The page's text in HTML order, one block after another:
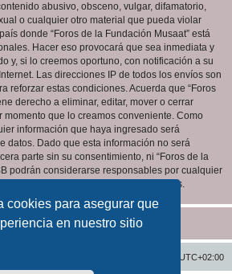
cookies para asegurar que
en nuestro sitio
abusivo, obsceno, vulgar, difamatorio,
o cualquier otro material que pueda violar
donde “Foros de la Fundación Musaat” está
Hacer eso provocará que sea inmediata y
y, si lo creemos oportuno, con notificación a su
Las direcciones IP de todos los envíos son
reforzar estas condiciones. Acuerda que “Foros
derecho a eliminar, editar, mover o cerrar
que lo creamos conveniente. Como
información que haya ingresado será
datos. Dado que esta información no será
parte sin su consentimiento, ni “Foros de la
podrán considerarse responsables por cualquier
a que los datos sean comprometidos.
UTC+02:00